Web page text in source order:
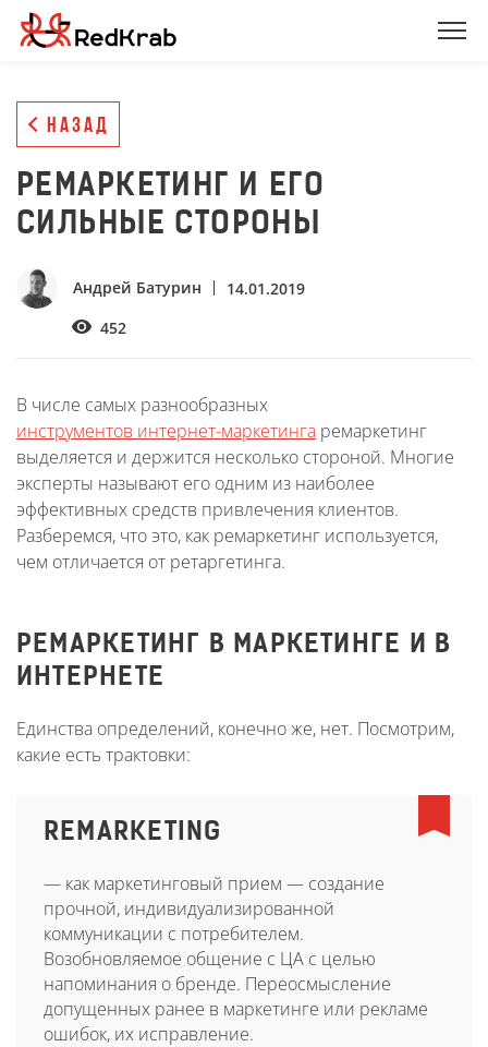
НАЗАД
РЕМАРКЕТИНГ И ЕГО
СИЛЬНЫЕ СТОРОНЫ
Андрей Батурин
14.01.2019
452
В числе самых разнообразных
инструментов интернет-маркетинга ремаркетинг
выделяется и держится несколько стороной. Многие
эксперты называют его одним из наиболее
эффективных средств привлечения клиентов.
Разберемся, что это, как ремаркетинг используется,
чем отличается от ретаргетинга.
РЕМАРКЕТИНГ В МАРКЕТИНГЕ И В
ИНТЕРНЕТЕ
Единства определений, конечно же, нет. Посмотрим,
какие есть трактовки:
REMARKETING
— как маркетинговый прием — создание
прочной, индивидуализированной
коммуникации с потребителем.
Возобновляемое общение с ЦА с целью
напоминания о бренде. Переосмысление
допущенных ранее в маркетинге или рекламе
ошибок, их исправление.